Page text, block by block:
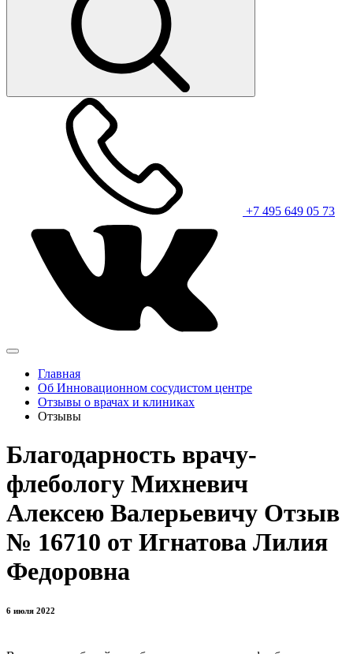
+7 495 649 05 73
Главная
Об Инновационном сосудистом центре
Отзывы о врачах и клиниках
Отзывы
Благодарность врачу-
флебологу Михневич
Алексею Валерьевичу Отзыв
№ 16710 от Игнатова Лилия
Федоровна
6 июля 2022